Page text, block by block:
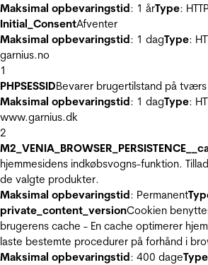
Maksimal opbevaringstid: 1 årType:
Initial_ConsentAfventer
Maksimal opbevaringstid: 1 dagType:
garnius.no
1
PHPSESSIDBevarer brugertilstand på
Maksimal opbevaringstid: 1 dagType:
www.garnius.dk
2
hjemmesidens indkøbsvogns-funktion.
de valgte produkter.
Maksimal opbevaringstid: Permanent
private_content_versionCookien
brugerens cache - En cache optimerer
laste bestemte procedurer på forhånd i
Maksimal opbevaringstid: 400 dageType